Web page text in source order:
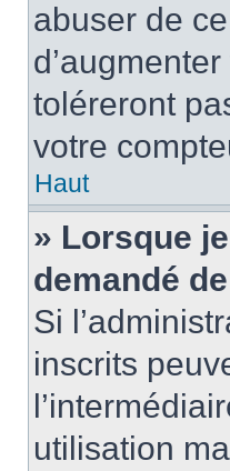
abuser de
toléreront
votre
Haut
» Lorsque
demandé
Si
inscrits
utilisation